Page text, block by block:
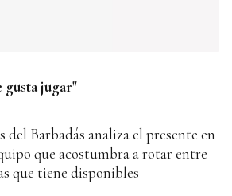
jugar"
del Barbadás analiza el presente en
que acostumbra a rotar entre
que tiene disponibles